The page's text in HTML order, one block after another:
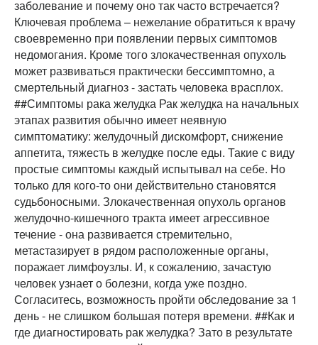
заболевание и почему оно так часто встречается?
Ключевая проблема – нежелание обратиться к врачу
своевременно при появлении первых симптомов
недомогания. Кроме того злокачественная опухоль
может развиваться практически бессимптомно, а
смертельный диагноз - застать человека врасплох.
##Симптомы рака желудка Рак желудка на начальных
этапах развития обычно имеет неявную
симптоматику: желудочный дискомфорт, снижение
аппетита, тяжесть в желудке после еды. Такие с виду
простые симптомы каждый испытывал на себе. Но
только для кого-то они действительно становятся
судьбоносными. Злокачественная опухоль органов
желудочно-кишечного тракта имеет агрессивное
течение - она развивается стремительно,
метастазирует в рядом расположенные органы,
поражает лимфоузлы. И, к сожалению, зачастую
человек узнает о болезни, когда уже поздно.
Согласитесь, возможность пройти обследование за 1
день - не слишком большая потеря времени. ##Как и
где диагностировать рак желудка? Зато в результате